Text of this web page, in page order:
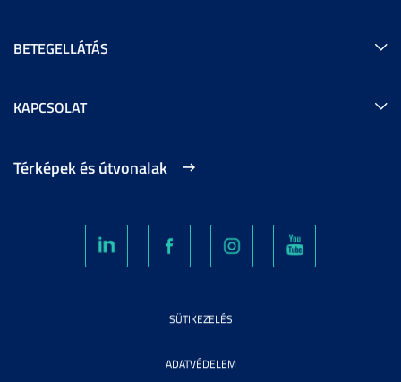
BETEGELLÁTÁS
KAPCSOLAT
Térképek és útvonalak
SÜTIKEZELÉS
ADATVÉDELEM